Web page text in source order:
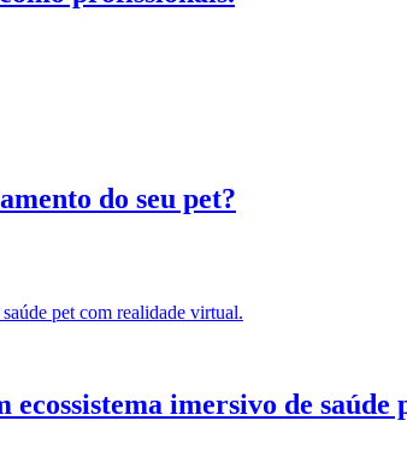
do seu pet?
imersivo de